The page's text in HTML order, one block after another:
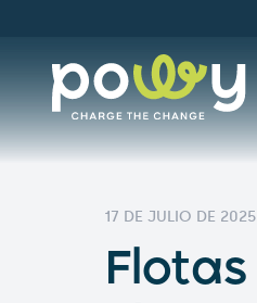
17 DE JULIO DE 2025